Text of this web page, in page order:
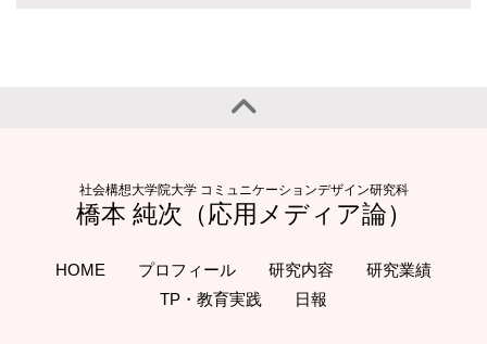
社会構想大学院大学 コミュニケーションデザイン研究科
橋本 純次（応用メディア論）
HOME プロフィール 研究内容
研究業績
TP・教育実践
日報